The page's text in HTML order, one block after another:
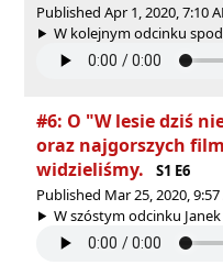
Published Apr 1, 2020, 7:10
W kolejnym odcinku
#6: O "W lesie dziś
oraz najgorszych
widzieliśmy.
S1 E6
Published Mar 25, 2020, 9:57
W szóstym odcinku